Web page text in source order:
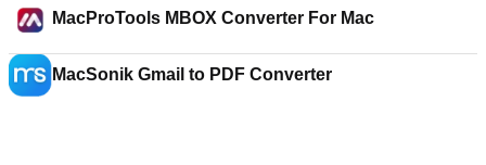
MacProTools MBOX Converter For Mac
MacSonik Gmail to PDF Converter